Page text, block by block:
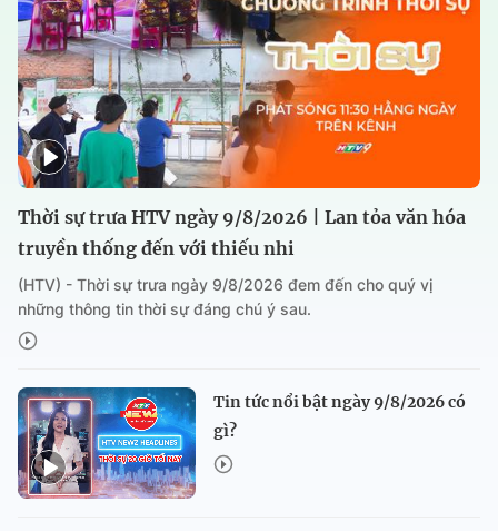
Thời sự trưa HTV ngày 9/8/2026 | Lan tỏa văn hóa
truyền thống đến với thiếu nhi
(HTV) - Thời sự trưa ngày 9/8/2026 đem đến cho quý vị
những thông tin thời sự đáng chú ý sau.
Tin tức nổi bật ngày 9/8/2026 có
gì?